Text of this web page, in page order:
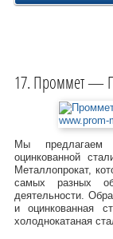
Проммет —
Мы предлагаем
оцинкованной
Металлопрокат,
самых разных
деятельности.
и оцинкованная
холоднокатаная